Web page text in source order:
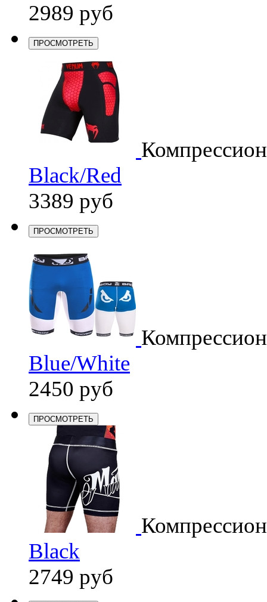
2989 руб
ПРОСМОТРЕТЬ
Black/Red
3389 руб
ПРОСМОТРЕТЬ
Blue/White
2450 руб
ПРОСМОТРЕТЬ
Black
2749 руб